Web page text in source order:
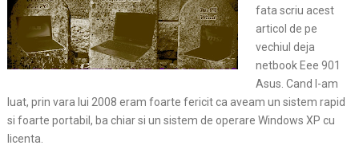
fata scriu acest
articol de pe
vechiul deja
netbook Eee 901
Asus. Cand l-am
luat, prin vara lui 2008 eram foarte fericit ca aveam un sistem rapid
si foarte portabil, ba chiar si un sistem de operare Windows XP cu
licenta.